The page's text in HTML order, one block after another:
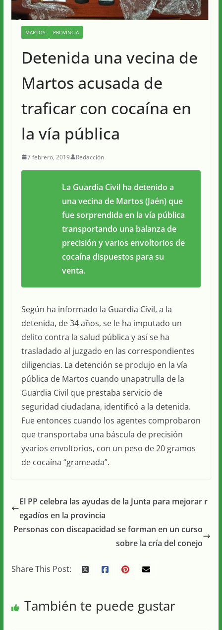
MARTOS PROVINCIA
Detenida una vecina de
Martos acusada de
traficar con cocaína en
la vía pública
7 febrero, 2019 Redacción
La Guardia Civil ha detenido a
una vecina de Martos (Jaén) que
fue sorprendida en la vía pública
transportando una balanza de
precisión y varios envoltorios de
cocaína dispuestos para su
venta.
Según ha informado la Guardia Civil, a la
detenida, de 34 años, se le ha imputado un
delito contra la salud pública y así se ha
trasladado al juzgado en las correspondientes
diligencias. La detención se produjo en la vía
pública de Martos cuando unapatrulla de la
Guardia Civil que prestaba servicio de
seguridad ciudadana, identificó a la detenida.
Fue entonces cuando los agentes comprobaron
que transportaba una báscula de precisión
yvarios envoltorios, con un peso de 20 gramos
de cocaína “grameada”.
El PP celebra las ayudas de la Junta para mejorar r
egadíos en la provincia
Personas con discapacidad se forman en un curso
sobre la cría del conejo
Share This Post:
También te puede gustar